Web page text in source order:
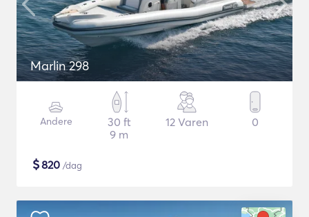
Marlin 298
Andere
30 ft
9 m
12 Varen 0
$820 /dag